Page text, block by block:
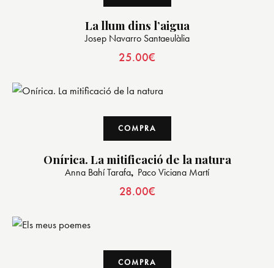
La llum dins l’aigua
Josep Navarro Santaeulàlia
25.00€
Onírica. La mitificació de la natura
Anna Bahí Tarafa Paco Viciana Martí
28.00€
COMPRA
COMPRA